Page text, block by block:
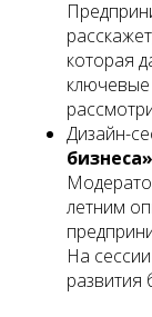
которая
Дизайн-
бизнеса»
летним
На
развития